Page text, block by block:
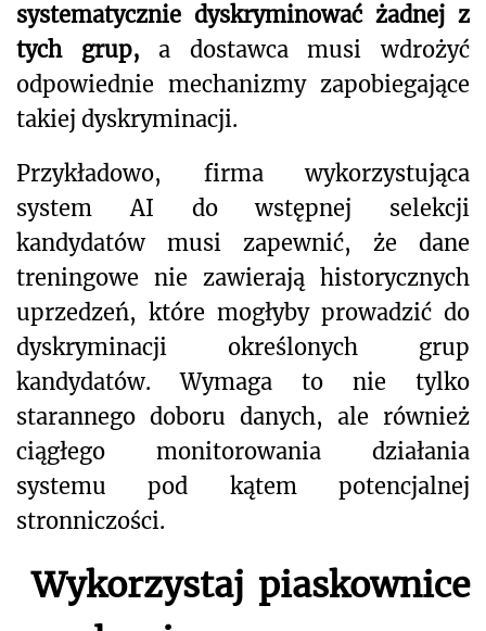
systematycznie dyskryminować żadnej z
tych grup, a dostawca musi wdrożyć
odpowiednie mechanizmy zapobiegające
takiej dyskryminacji.
Przykładowo, firma wykorzystująca
system AI do wstępnej selekcji
kandydatów musi zapewnić, że dane
treningowe nie zawierają historycznych
uprzedzeń, które mogłyby prowadzić do
dyskryminacji określonych grup
kandydatów. Wymaga to nie tylko
starannego doboru danych, ale również
ciągłego monitorowania działania
systemu pod kątem potencjalnej
stronniczości.
Wykorzystaj piaskownice